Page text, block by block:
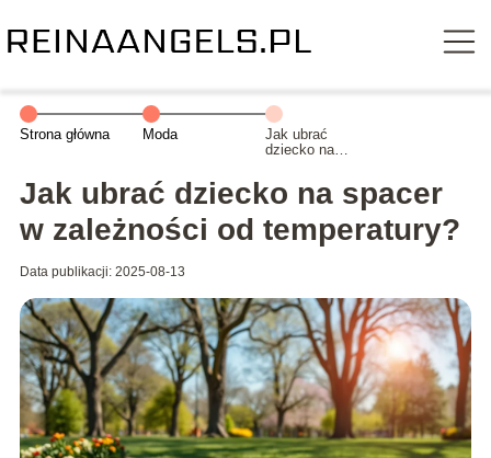
Strona główna Moda
Jak ubrać
dziecko na
temperatury?
Jak ubrać dziecko na spacer
w zależności od temperatury?
Data publikacji: 2025-08-13